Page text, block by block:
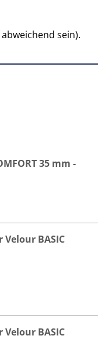
sein).
35 mm -
BASIC
BASIC